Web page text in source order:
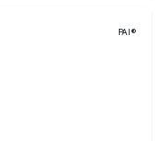
PAI®